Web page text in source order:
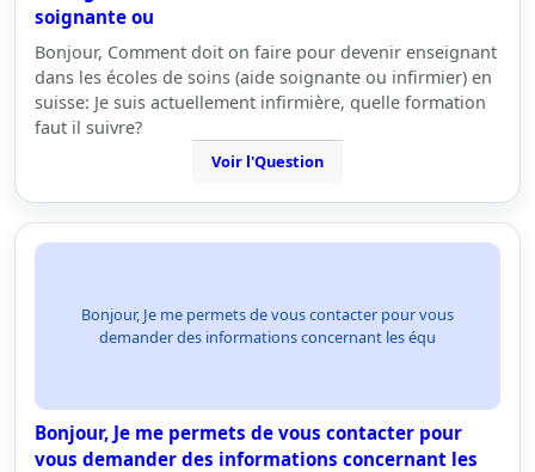
soignante ou
Bonjour, Comment doit on faire pour devenir enseignant
dans les écoles de soins (aide soignante ou infirmier) en
suisse: Je suis actuellement infirmière, quelle formation
faut il suivre?
Voir l'Question
Bonjour, Je me permets de vous contacter pour vous
demander des informations concernant les équ
Bonjour, Je me permets de vous contacter pour
vous demander des informations concernant les